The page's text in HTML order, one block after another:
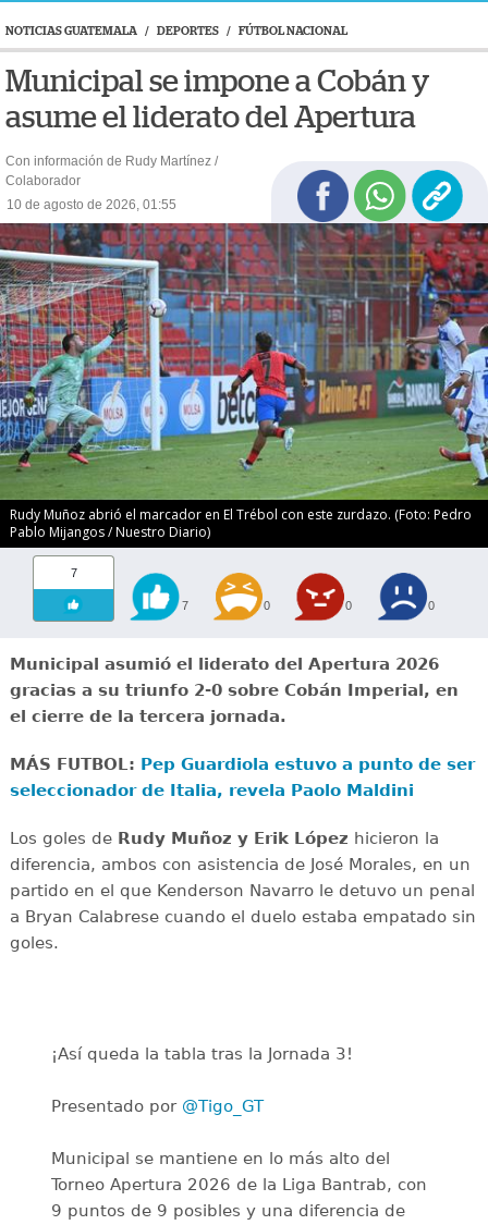
NOTICIAS GUATEMALA / DEPORTES / FÚTBOL NACIONAL
Municipal se impone a Cobán y
asume el liderato del Apertura
Con información de Rudy Martínez /
Colaborador
10 de agosto de 2026, 01:55
Rudy Muñoz abrió el marcador en El Trébol con este zurdazo. (Foto: Pedro
Pablo Mijangos / Nuestro Diario)
7
7 0 0 0
Municipal asumió el liderato del Apertura 2026
gracias a su triunfo 2-0 sobre Cobán Imperial, en
el cierre de la tercera jornada.
MÁS FUTBOL: Pep Guardiola estuvo a punto de ser
seleccionador de Italia, revela Paolo Maldini
Los goles de Rudy Muñoz y Erik López hicieron la
diferencia, ambos con asistencia de José Morales, en un
partido en el que Kenderson Navarro le detuvo un penal
a Bryan Calabrese cuando el duelo estaba empatado sin
goles.
¡Así queda la tabla tras la Jornada 3!
Presentado por @Tigo_GT
Municipal se mantiene en lo más alto del
Torneo Apertura 2026 de la Liga Bantrab, con
9 puntos de 9 posibles y una diferencia de